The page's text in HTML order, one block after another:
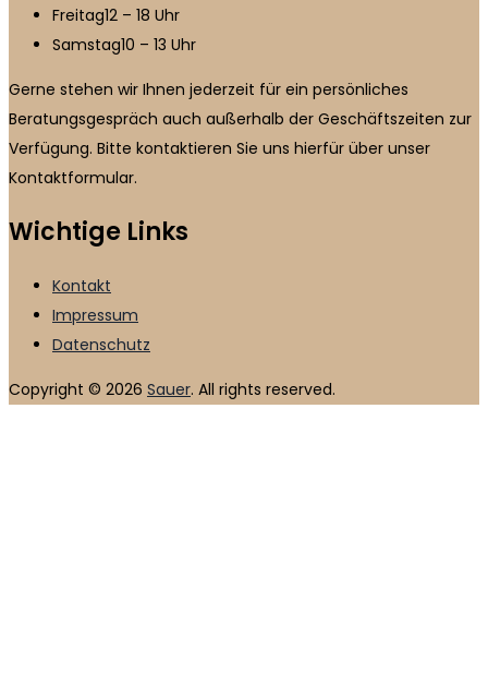
Freitag12 – 18 Uhr
Samstag10 – 13 Uhr
Gerne stehen wir Ihnen jederzeit für ein persönliches
Beratungsgespräch auch außerhalb der Geschäftszeiten zur
Verfügung. Bitte kontaktieren Sie uns hierfür über unser
Kontaktformular.
Wichtige Links
Kontakt
Impressum
Datenschutz
Copyright © 2026 Sauer. All rights reserved.